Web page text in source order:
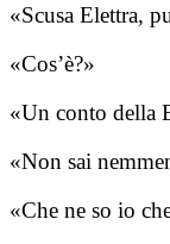
«Scusa Elettra,
«Cos’è?»
«Un conto della
«Non sai
«Che ne so io